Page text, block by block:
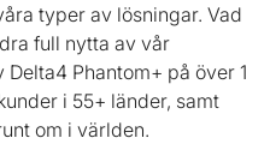
typer av lösningar. Vad
full nytta av vår
Phantom+ på över 1
i 55+ länder, samt
om i världen.